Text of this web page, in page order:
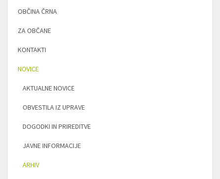
OBČINA ČRNA
ZA OBČANE
KONTAKTI
NOVICE
AKTUALNE NOVICE
OBVESTILA IZ UPRAVE
DOGODKI IN PRIREDITVE
JAVNE INFORMACIJE
ARHIV